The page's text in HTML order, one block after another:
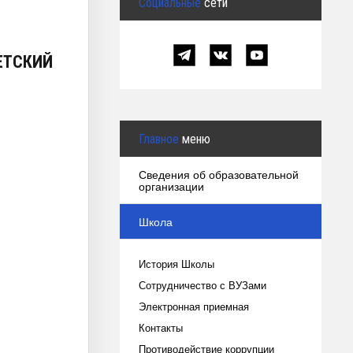
Главное меню
Сведения об образовательной
организации
Школа
История Школы
Сотрудничество с ВУЗами
Электронная приемная
Контакты
Противодействие коррупции